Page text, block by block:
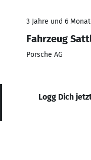
3 Jahre und 6
Fahrzeug
Porsche AG
Logg Dich